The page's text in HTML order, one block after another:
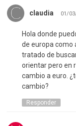
claudia 01/
Hola donde
de europa como
tratado de
orientar pero en
cambio a euro.
cambio?
Responder